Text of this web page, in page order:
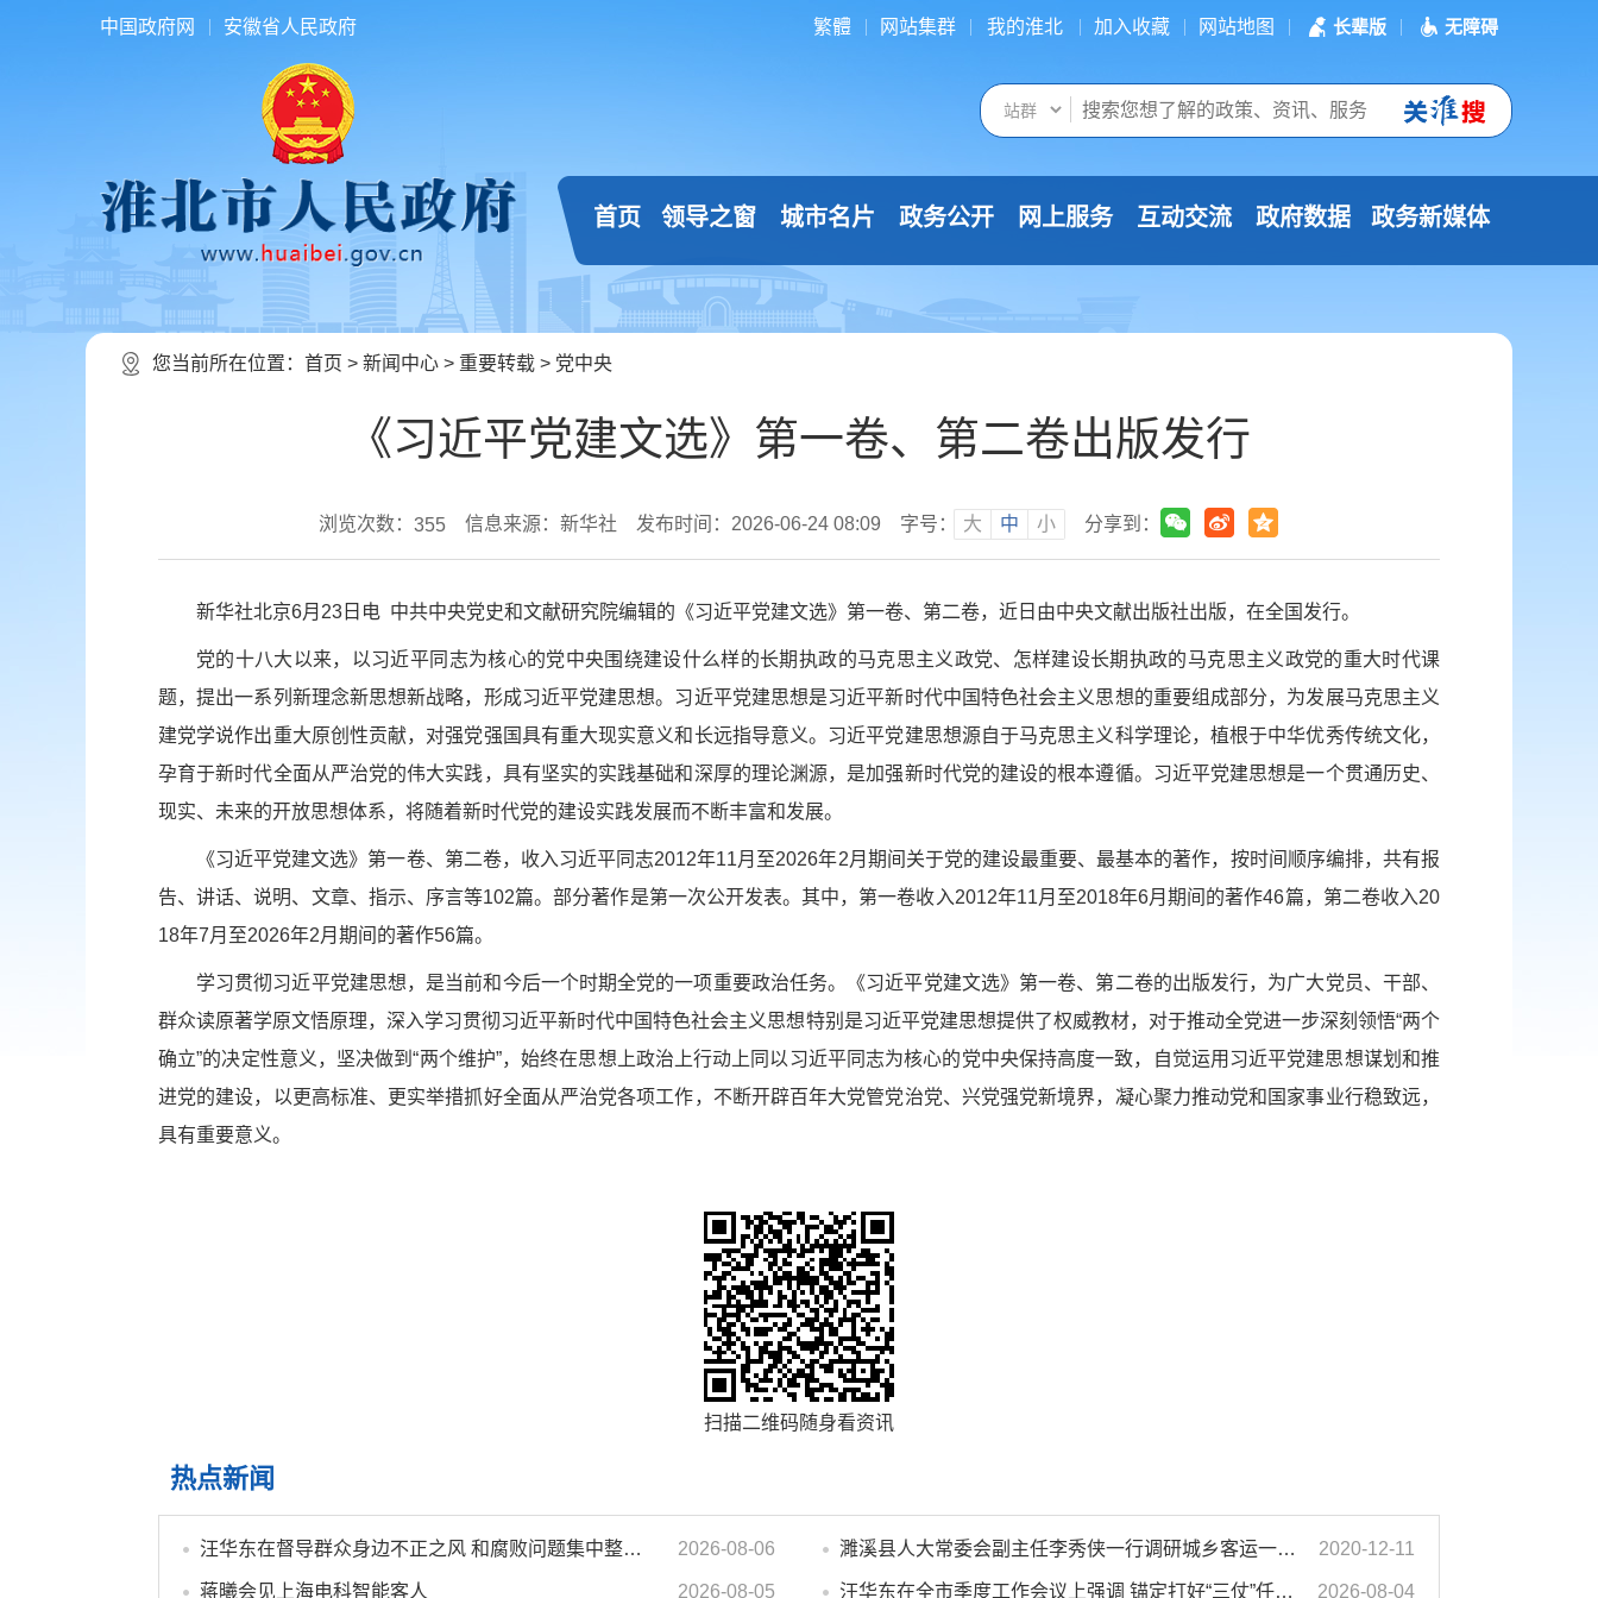
中国政府网 安徽省人民政府 繁體 网站集群 我的淮北 加入收藏 网站地图 长辈版 无障碍
首页 领导之窗 城市名片 政务公开 网上服务 互动交流 政府数据 政务新媒体
您当前所在位置： 首页 > 新闻中心 > 重要转载 > 党中央
《习近平党建文选》第一卷、第二卷出版发行
浏览次数： 355 信息来源：新华社 发布时间：2026-06-24 08:09 字号： 大 中 小 分享到：
新华社北京6月23日电 中共中央党史和文献研究院编辑的《习近平党建文选》第一卷、第二卷，近日由中央文献出版社出版，在全国发行。
党的十八大以来，以习近平同志为核心的党中央围绕建设什么样的长期执政的马克思主义政党、怎样建设长期执政的马克思主义政党的重大时代课
题，提出一系列新理念新思想新战略，形成习近平党建思想。习近平党建思想是习近平新时代中国特色社会主义思想的重要组成部分，为发展马克思主义
建党学说作出重大原创性贡献，对强党强国具有重大现实意义和长远指导意义。习近平党建思想源自于马克思主义科学理论，植根于中华优秀传统文化，
孕育于新时代全面从严治党的伟大实践，具有坚实的实践基础和深厚的理论渊源，是加强新时代党的建设的根本遵循。习近平党建思想是一个贯通历史、
现实、未来的开放思想体系，将随着新时代党的建设实践发展而不断丰富和发展。
《习近平党建文选》第一卷、第二卷，收入习近平同志2012年11月至2026年2月期间关于党的建设最重要、最基本的著作，按时间顺序编排，共有报
告、讲话、说明、文章、指示、序言等102篇。部分著作是第一次公开发表。其中，第一卷收入2012年11月至2018年6月期间的著作46篇，第二卷收入20
18年7月至2026年2月期间的著作56篇。
学习贯彻习近平党建思想，是当前和今后一个时期全党的一项重要政治任务。《习近平党建文选》第一卷、第二卷的出版发行，为广大党员、干部、
群众读原著学原文悟原理，深入学习贯彻习近平新时代中国特色社会主义思想特别是习近平党建思想提供了权威教材，对于推动全党进一步深刻领悟“两个
确立”的决定性意义，坚决做到“两个维护”，始终在思想上政治上行动上同以习近平同志为核心的党中央保持高度一致，自觉运用习近平党建思想谋划和推
进党的建设，以更高标准、更实举措抓好全面从严治党各项工作，不断开辟百年大党管党治党、兴党强党新境界，凝心聚力推动党和国家事业行稳致远，
具有重要意义。
扫描二维码随身看资讯
热点新闻
汪华东在督导群众身边不正之风 和腐败问题集中整治工作时强调 以更高标准更实举措纵深推进集中整治 不断增强人民群众获得感幸福感安全感 2026-08-06 濉溪县人大常委会副主任李秀侠一行调研城乡客运一体化和治超工作 2020-12-11
蒋曦会见上海电科智能客人 2026-08-05 汪华东在全市季度工作会议上强调 锚定打好“三仗”任务和年度预期目标不动摇 在全市上下掀起比学赶超争先进位的攻坚热潮 2026-08-04